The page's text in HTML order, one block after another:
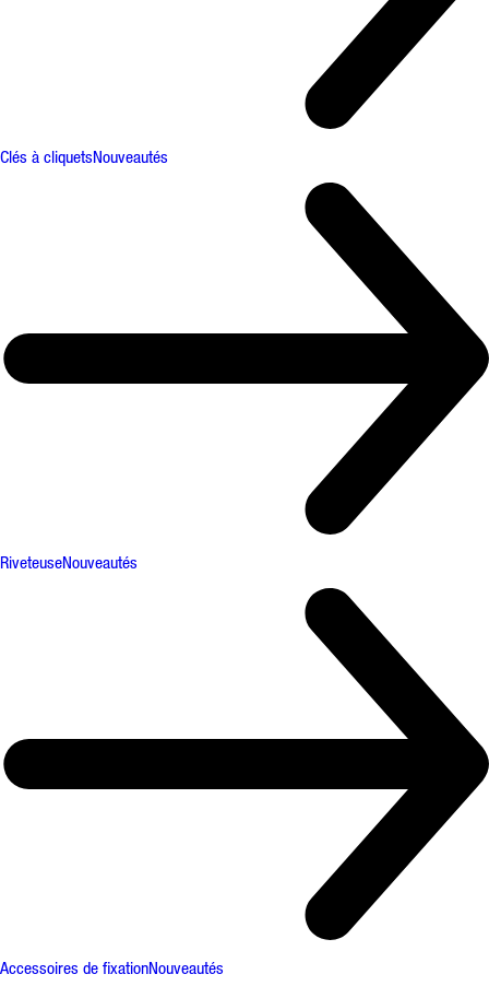
Clés à cliquetsNouveautés
RiveteuseNouveautés
Accessoires de fixationNouveautés